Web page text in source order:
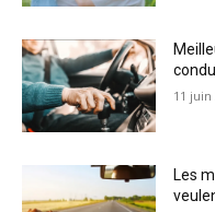
11 juin
Les